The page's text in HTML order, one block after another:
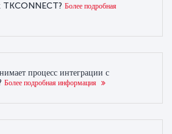
TKCONNECT? Более подробная
процесс интеграции с
Более подробная информация